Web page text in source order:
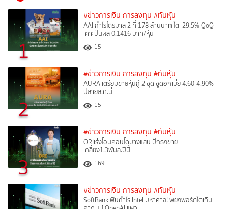
1
#ข่าวการเงิน การลงทุน #ทันหุ้น
AAI กำไรไตรมาส 2 ที่ 178 ล้านบาท โต 29.5% QoQ
เคาะปันผล 0.1416 บาท/หุ้น
15
2
#ข่าวการเงิน การลงทุน #ทันหุ้น
AURA เตรียมขายหุ้นกู้ 2 ชุด ชูดอกเบี้ย 4.60-4.90%
ปลายส.ค.นี้
15
3
#ข่าวการเงิน การลงทุน #ทันหุ้น
ORIเร่งโอนคอนโดบางแสน ปักธงขาย
เกลี้ยง1.3พันล.ปีนี้
169
#ข่าวการเงิน การลงทุน #ทันหุ้น
SoftBank ฟันกำไร Intel มหาศาล! พยุงพอร์ตโตเกิน